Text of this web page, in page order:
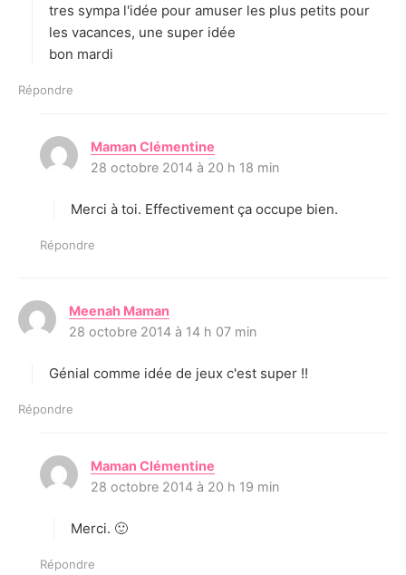
:
tres sympa l'idée pour amuser les plus petits pour
les vacances, une super idée
bon mardi
Répondre
Maman Clémentine
i
:
28 octobre 2014 à 20 h 18 min
Merci à toi. Effectivement ça occupe bien.
Répondre
Meenah Maman
i
:
28 octobre 2014 à 14 h 07 min
Génial comme idée de jeux c'est super !!
Répondre
Maman Clémentine
i
28 octobre 2014 à 20 h 19 min
Merci. 🙂
Répondre